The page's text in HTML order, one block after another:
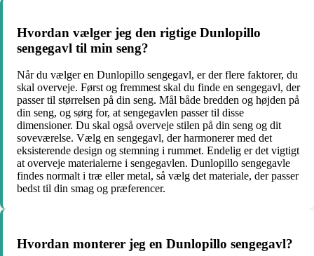
Hvordan vælger jeg den rigtige Dunlopillo
sengegavl til min seng?
Når du vælger en Dunlopillo sengegavl, er der flere faktorer, du
skal overveje. Først og fremmest skal du finde en sengegavl, der
passer til størrelsen på din seng. Mål både bredden og højden på
din seng, og sørg for, at sengegavlen passer til disse
dimensioner. Du skal også overveje stilen på din seng og dit
soveværelse. Vælg en sengegavl, der harmonerer med det
eksisterende design og stemning i rummet. Endelig er det vigtigt
at overveje materialerne i sengegavlen. Dunlopillo sengegavle
findes normalt i træ eller metal, så vælg det materiale, der passer
bedst til din smag og præferencer.
Hvordan monterer jeg en Dunlopillo sengegavl?